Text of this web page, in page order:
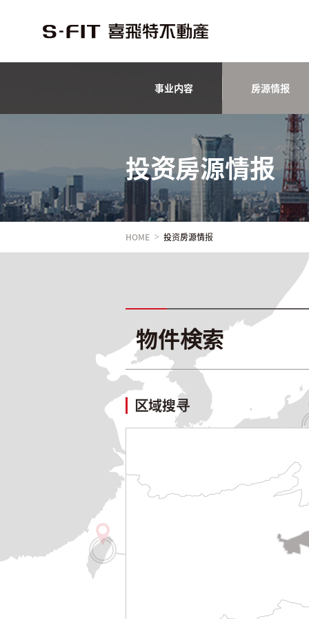
事业内容 房源情报
投资房源情报
HOME 投资房源情报
物件検索
区域搜寻